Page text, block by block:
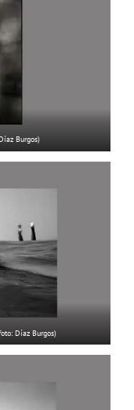
Burgos)
Díaz Burgos)